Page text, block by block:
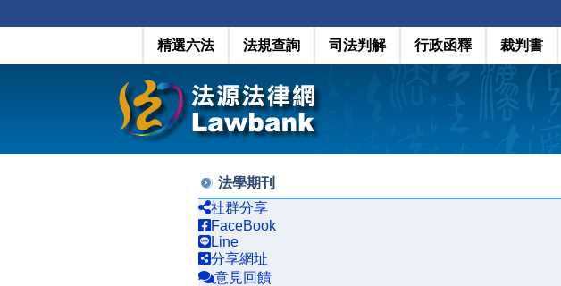
精選六法 法規查詢 司法判解 行政函釋 裁判書
法學期刊
社群分享
FaceBook
Line
分享網址
意見回饋